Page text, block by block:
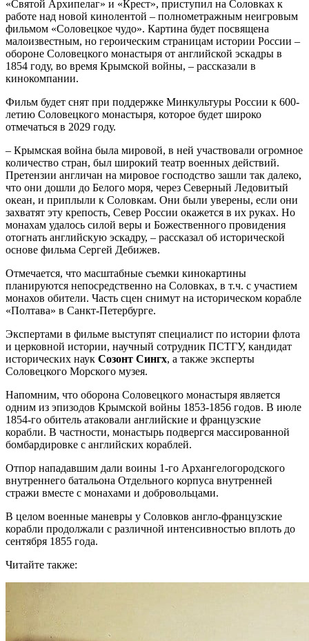
«Святой Архипелаг» и «Крест», приступил на Соловках к
работе над новой кинолентой – полнометражным неигровым
фильмом «Соловецкое чудо». Картина будет посвящена
малоизвестным, но героическим страницам истории России –
обороне Соловецкого монастыря от английской эскадры в
1854 году, во время Крымской войны, – рассказали в
кинокомпании.
Фильм будет снят при поддержке Минкультуры России к 600-
летию Соловецкого монастыря, которое будет широко
отмечаться в 2029 году.
– Крымская война была мировой, в ней участвовали огромное
количество стран, был широкий театр военных действий.
Претензии англичан на мировое господство зашли так далеко,
что они дошли до Белого моря, через Северный Ледовитый
океан, и приплыли к Соловкам. Они были уверены, если они
захватят эту крепость, Север России окажется в их руках. Но
монахам удалось силой веры и Божественного провидения
отогнать английскую эскадру, – рассказал об исторической
основе фильма Сергей Дебижев.
Отмечается, что масштабные съемки кинокартины
планируются непосредственно на Соловках, в т.ч. с участием
монахов обители. Часть сцен снимут на историческом корабле
«Полтава» в Санкт-Петербурге.
Экспертами в фильме выступят специалист по истории флота
и церковной истории, научный сотрудник ПСТГУ, кандидат
исторических наук Созонт Сингх, а также эксперты
Соловецкого Морского музея.
Напомним, что оборона Соловецкого монастыря является
одним из эпизодов Крымской войны 1853-1856 годов. В июле
1854-го обитель атаковали английские и французские
корабли. В частности, монастырь подвергся массированной
бомбардировке с английских кораблей.
Отпор нападавшим дали воины 1-го Архангелогородского
внутреннего батальона Отдельного корпуса внутренней
стражи вместе с монахами и добровольцами.
В целом военные маневры у Соловков англо-французские
корабли продолжали с различной интенсивностью вплоть до
сентября 1855 года.
Читайте также: